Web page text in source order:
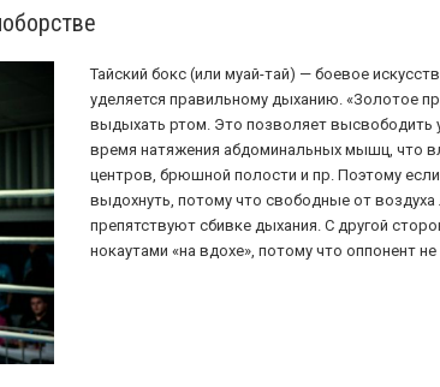
Тайский бокс (или муай-тай) — боевое
уделяется правильному дыханию. «Золотое
выдыхать ртом. Это позволяет высвободить
время натяжения абдоминальных мышц, что
центров, брюшной полости и пр. Поэтому
выдохнуть, потому что свободные от
препятствуют сбивке дыхания. С другой
нокаутами «на вдохе», потому что оппонент